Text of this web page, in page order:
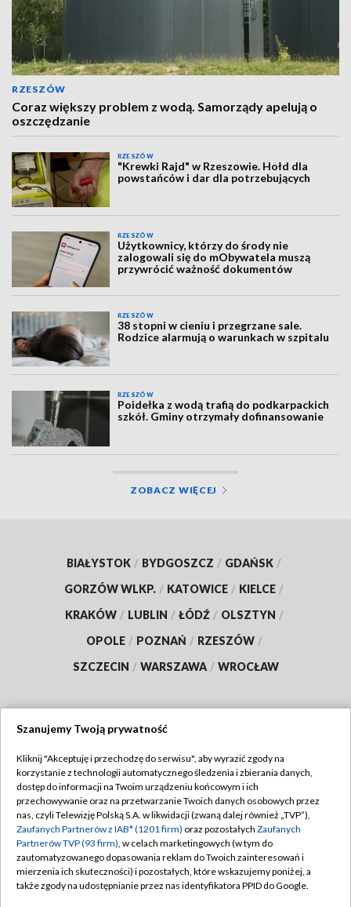
RZESZÓW
Coraz większy problem z wodą. Samorządy apelują o
oszczędzanie
RZESZÓW
"Krewki Rajd" w Rzeszowie. Hołd dla
powstańców i dar dla potrzebujących
RZESZÓW
Użytkownicy, którzy do środy nie
zalogowali się do mObywatela muszą
przywrócić ważność dokumentów
RZESZÓW
38 stopni w cieniu i przegrzane sale.
Rodzice alarmują o warunkach w szpitalu
RZESZÓW
Poidełka z wodą trafią do podkarpackich
szkół. Gminy otrzymały dofinansowanie
ZOBACZ WIĘCEJ
BIAŁYSTOK / BYDGOSZCZ / GDAŃSK /
GORZÓW WLKP. / KATOWICE / KIELCE /
KRAKÓW / LUBLIN / ŁÓDŹ / OLSZTYN /
OPOLE / POZNAŃ / RZESZÓW /
SZCZECIN / WARSZAWA / WROCŁAW
TVP
Abonament TVP
Emisja w TVP
Centrum informacji TVP
Naziemna Telewizja Cyfrowa
Regulamin TVP
Polityka prywatności
Moje zgody
Pomoc
Szanujemy Twoją prywatność
Kliknij "Akceptuję i przechodzę do serwisu", aby wyrazić zgody na
korzystanie z technologii automatycznego śledzenia i zbierania danych,
dostęp do informacji na Twoim urządzeniu końcowym i ich
przechowywanie oraz na przetwarzanie Twoich danych osobowych przez
nas, czyli Telewizję Polską S.A. w likwidacji (zwaną dalej również „TVP”),
Zaufanych Partnerów z IAB* (1201 firm) oraz pozostałych Zaufanych
Partnerów TVP (93 firm), w celach marketingowych (w tym do
zautomatyzowanego dopasowania reklam do Twoich zainteresowań i
mierzenia ich skuteczności) i pozostałych, które wskazujemy poniżej, a
także zgody na udostępnianie przez nas identyfikatora PPID do Google.